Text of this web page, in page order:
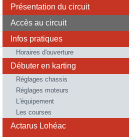
Présentation du circuit
Accès au circuit
Infos pratiques
Horaires d'ouverture
Débuter en karting
Réglages chassis
Réglages moteurs
L'équipement
Les courses
Actarus Lohéac